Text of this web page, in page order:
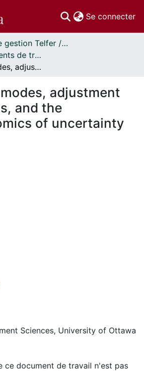
Se connecter
École de gestion Telfer // Telfer School of Management
Telfer - Documents de travail // Telfer - Working Papers
Regulatory modes, adjustment mechanisms, and the microeconomics of uncertainty
adjustment
and the
of uncertainty
Sciences, University of Ottawa
ce document de travail n'est pas